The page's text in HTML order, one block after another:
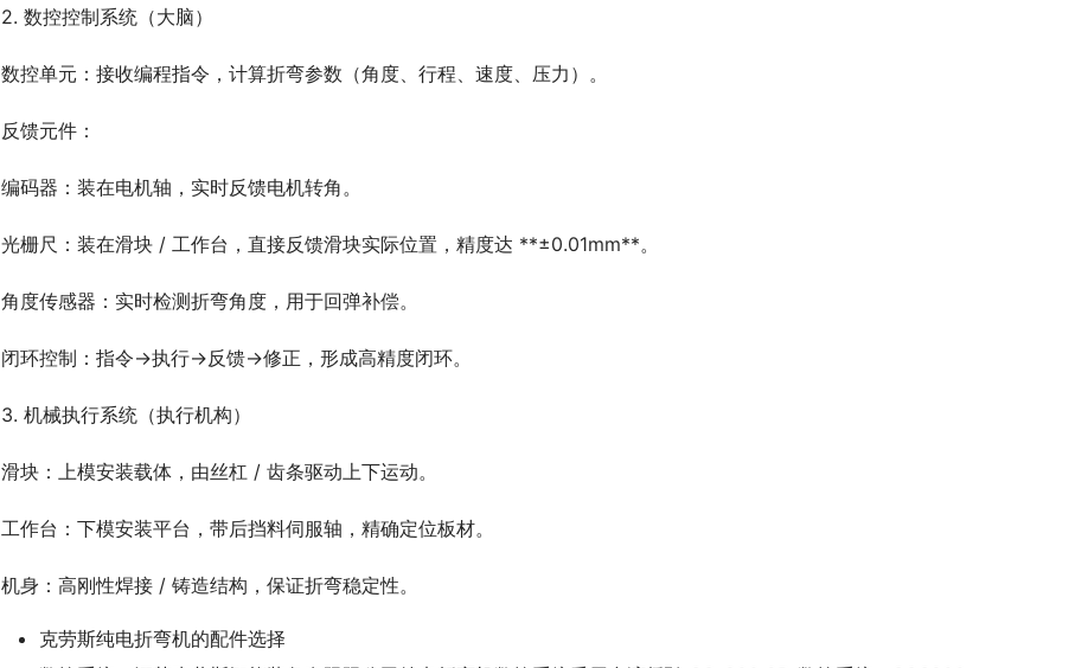
2. 数控控制系统（大脑）
数控单元：接收编程指令，计算折弯参数（角度、行程、速度、压力）。
反馈元件：
编码器：装在电机轴，实时反馈电机转角。
光栅尺：装在滑块 / 工作台，直接反馈滑块实际位置，精度达 **±0.01mm**。
角度传感器：实时检测折弯角度，用于回弹补偿。
闭环控制：指令→执行→反馈→修正，形成高精度闭环。
3. 机械执行系统（执行机构）
滑块：上模安装载体，由丝杠 / 齿条驱动上下运动。
工作台：下模安装平台，带后挡料伺服轴，精确定位板材。
机身：高刚性焊接 / 铸造结构，保证折弯稳定性。
克劳斯纯电折弯机的配件选择